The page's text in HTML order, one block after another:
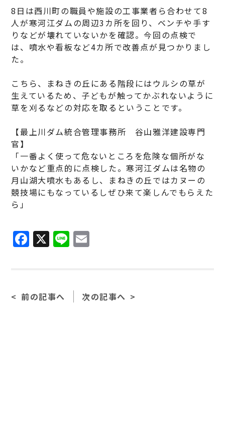
8日は西川町の職員や施設の工事業者ら合わせて8
人が寒河江ダムの周辺3カ所を回り、ベンチや手す
りなどが壊れていないかを確認。今回の点検で
は、噴水や看板など4カ所で改善点が見つかりまし
た。
こちら、まねきの丘にある階段にはウルシの草が
生えているため、子どもが触ってかぶれないように
草を刈るなどの対応を取るということです。
【最上川ダム統合管理事務所 谷山雅洋建設専門
官】
「一番よく使って危ないところを危険な個所がな
いかなど重点的に点検した。寒河江ダムは名物の
月山湖大噴水もあるし、まねきの丘ではカヌーの
競技場にもなっているしぜひ来て楽しんでもらえた
ら」
F
a
b
X Li
n
前の記事へ 次の記事へ